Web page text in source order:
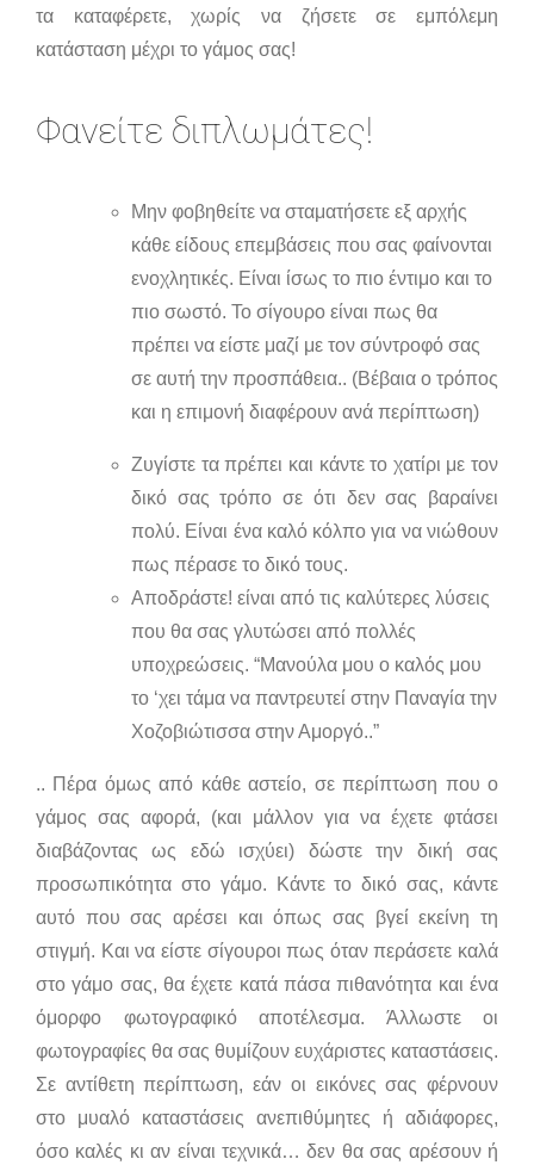
τα καταφέρετε, χωρίς να ζήσετε σε εμπόλεμη
κατάσταση μέχρι το γάμος σας!
Φανείτε διπλωμάτες!
Μην φοβηθείτε να σταματήσετε εξ αρχής
κάθε είδους επεμβάσεις που σας φαίνονται
ενοχλητικές. Είναι ίσως το πιο έντιμο και το
πιο σωστό. Το σίγουρο είναι πως θα
πρέπει να είστε μαζί με τον σύντροφό σας
σε αυτή την προσπάθεια.. (Βέβαια ο τρόπος
και η επιμονή διαφέρουν ανά περίπτωση)
Ζυγίστε τα πρέπει και κάντε το χατίρι με τον
δικό σας τρόπο σε ότι δεν σας βαραίνει
πολύ. Είναι ένα καλό κόλπο για να νιώθουν
πως πέρασε το δικό τους.
Αποδράστε! είναι από τις καλύτερες λύσεις
που θα σας γλυτώσει από πολλές
υποχρεώσεις. “Μανούλα μου ο καλός μου
το ‘χει τάμα να παντρευτεί στην Παναγία την
Χοζοβιώτισσα στην Αμοργό..”
.. Πέρα όμως από κάθε αστείο, σε περίπτωση που ο
γάμος σας αφορά, (και μάλλον για να έχετε φτάσει
διαβάζοντας ως εδώ ισχύει) δώστε την δική σας
προσωπικότητα στο γάμο. Κάντε το δικό σας, κάντε
αυτό που σας αρέσει και όπως σας βγεί εκείνη τη
στιγμή. Και να είστε σίγουροι πως όταν περάσετε καλά
στο γάμο σας, θα έχετε κατά πάσα πιθανότητα και ένα
όμορφο φωτογραφικό αποτέλεσμα. Άλλωστε οι
φωτογραφίες θα σας θυμίζουν ευχάριστες καταστάσεις.
Σε αντίθετη περίπτωση, εάν οι εικόνες σας φέρνουν
στο μυαλό καταστάσεις ανεπιθύμητες ή αδιάφορες,
όσο καλές κι αν είναι τεχνικά… δεν θα σας αρέσουν ή